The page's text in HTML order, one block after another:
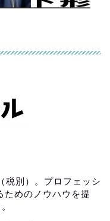
税別）。プロフェッシ
ためのノウハウを提